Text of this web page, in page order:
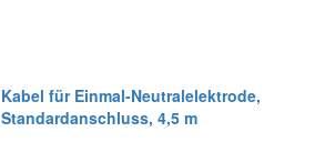
Kabel für Einmal-Neutralelektrode,
Standardanschluss, 4,5 m